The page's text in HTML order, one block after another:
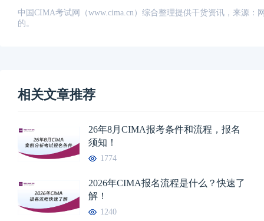
中国CIMA考试网（www.cima.cn）综合整理提供干货资讯，来源
的。
相关文章推荐
26年8月CIMA报考条件和流程，报名
须知！
1774
2026年CIMA报名流程是什么？快速了
解！
1240